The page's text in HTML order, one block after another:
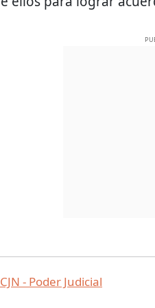
- Poder Judicial